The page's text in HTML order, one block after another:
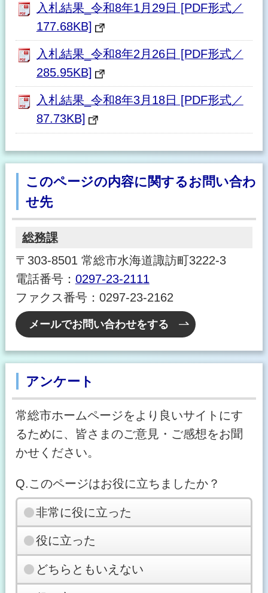
入札結果_令和8年1月29日 [PDF形式／
177.68KB]
入札結果_令和8年2月26日 [PDF形式／
285.95KB]
入札結果_令和8年3月18日 [PDF形式／
87.73KB]
このページの内容に関するお問い合わ
せ先
総務課
〒303-8501 常総市水海道諏訪町3222-3
電話番号： 0297-23-2111
ファクス番号：0297-23-2162
メールでお問い合わせをする
アンケート
常総市ホームページをより良いサイトにす
るために、皆さまのご意見・ご感想をお聞
かせください。
Q.このページはお役に立ちましたか？
非常に役に立った
役に立った
どちらともいえない